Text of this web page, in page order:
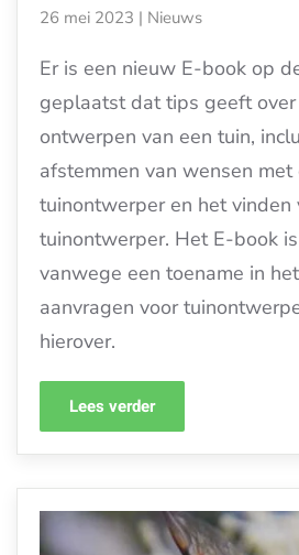
26 mei 2023 | Nieuws
Er is een nieuw E-book op
geplaatst dat tips geeft
ontwerpen van een tuin,
afstemmen van wensen met
tuinontwerper en het vinden
tuinontwerper. Het E-book
vanwege een toename in
aanvragen voor
hierover.
Lees verder